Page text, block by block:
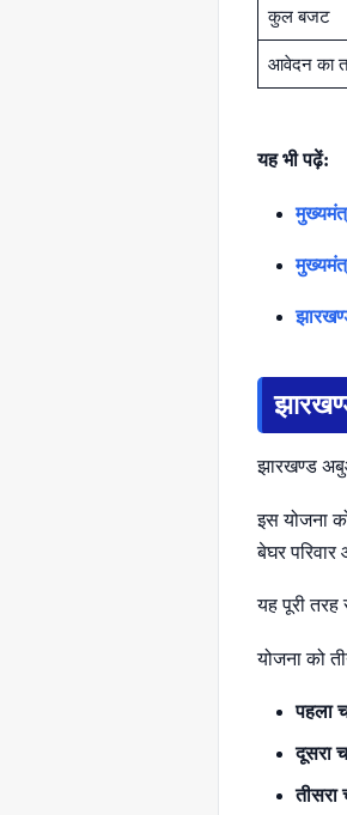
कुल बजट
आवेदन का
यह भी पढ़ें:
झारखण्ड
इस योजना
बेघर
यह पूरी
योजना को
पहला
दूसरा